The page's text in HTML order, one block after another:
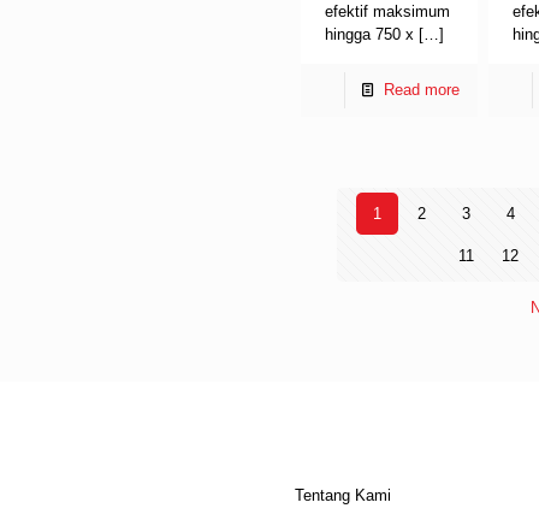
efektif maksimum
hingga 750 x[…]
Read more
1 2 3 4
11 12
Tentang Kami